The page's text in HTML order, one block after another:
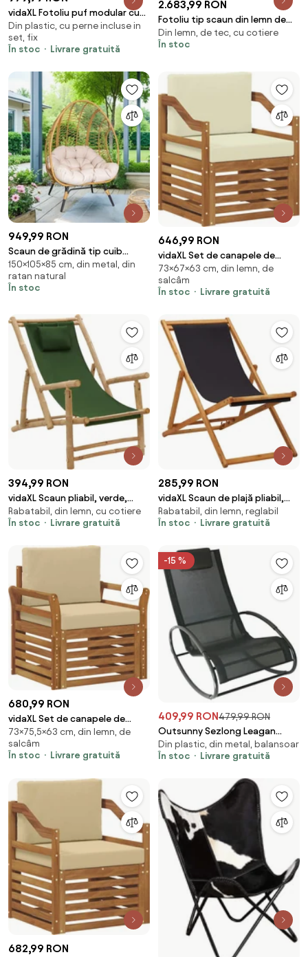
vidaXL Fotoliu puf modular cu
pernă, model petice, material
textil
Din plastic, cu perne incluse in
set, fix
În stoc
Livrare gratuită
2.683,99 RON
Fotoliu tip scaun din lemn de
tec si piele naturala
Din lemn, de tec, cu cotiere
În stoc
949,99 RON
Scaun de grădină tip cuib
CALISTA
150×105×85 cm, din metal, din
ratan natural
În stoc
646,99 RON
vidaXL Set de canapele de
exterior cu pernă natural 67 x
63 x 73 cm
73×67×63 cm, din lemn, de
salcâm
În stoc
Livrare gratuită
394,99 RON
vidaXL Scaun pliabil, verde,
bambus și pânză
Rabatabil, din lemn, cu cotiere
În stoc
Livrare gratuită
285,99 RON
vidaXL Scaun de plajă pliabil,
negru, lemn de eucalipt și
țesătură
Rabatabil, din lemn, reglabil
În stoc
Livrare gratuită
680,99 RON
vidaXL Set de canapele de
exterior cu pernă natural 75,5 x
63 x 73 cm
73×75,5×63 cm, din lemn, de
salcâm
În stoc
Livrare gratuită
-15 %
409,99 RON479,99 RON
Outsunny Sezlong Leagan
pentru Extern in Otel Invelit in
Textilen, Negru | Aosom
Din plastic, din metal, balansoar
În stoc
Livrare gratuită
682,99 RON